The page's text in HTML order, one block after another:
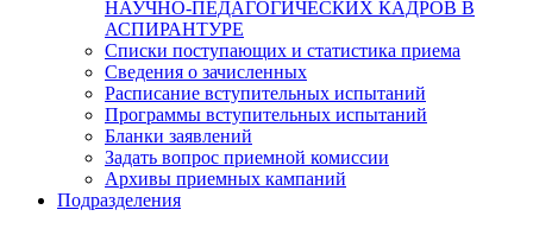
НАУЧНО-ПЕДАГОГИЧЕСКИХ КАДРОВ В
АСПИРАНТУРЕ
Списки поступающих и статистика приема
Сведения о зачисленных
Расписание вступительных испытаний
Программы вступительных испытаний
Бланки заявлений
Задать вопрос приемной комиссии
Архивы приемных кампаний
Подразделения